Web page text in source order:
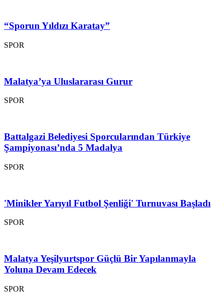
“Sporun Yıldızı Karatay”
SPOR
Malatya’ya Uluslararası Gurur
SPOR
Battalgazi Belediyesi Sporcularından Türkiye
Şampiyonası’nda 5 Madalya
SPOR
'Minikler Yarıyıl Futbol Şenliği' Turnuvası Başladı
SPOR
Malatya Yeşilyurtspor Güçlü Bir Yapılanmayla
Yoluna Devam Edecek
SPOR